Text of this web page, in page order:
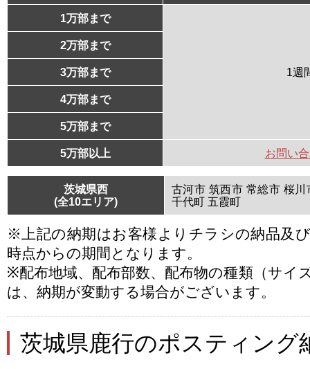
1万部まで
1週
2万部まで
3万部まで
4万部まで
5万部まで
5万部以上 お問い
茨城県西
(全10エリア)
古河市 筑西市 常総市 桜
千代町 五霞町
※上記の納期はお客様よりチラシの納品及
時点からの期間となります。
※配布地域、配布部数、配布物の種類（サイ
は、納期が変動する場合がございます。
茨城県鹿行のポスティング